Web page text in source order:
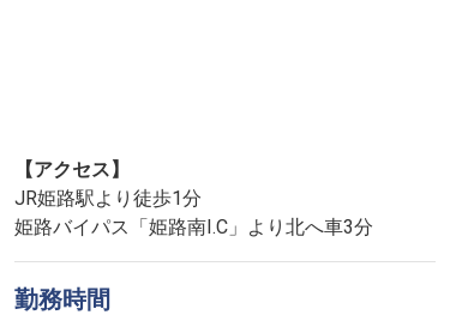
【アクセス】
JR姫路駅より徒歩1分
姫路バイパス「姫路南I.C」より北へ車3分
勤務時間